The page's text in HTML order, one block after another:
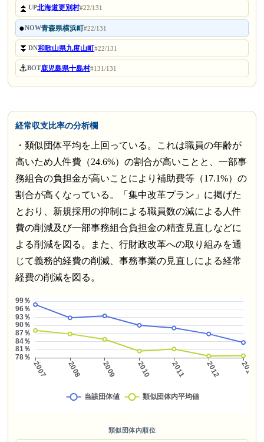
⏫UP北海道更別村#22/131
●NOW青森県横浜町#22/131
⏬DN和歌山県九度山町#22/131
⚓BOT鹿児島県十島村#131/131
経常収支比率の分析欄
・類似団体平均を上回っている。これは職員の年齢が
高いため人件費（24.6%）の割合が高いことと、一部事
務組合の負担金が高いことにより補助費等（17.1%）の
割合が高くなっている。「集中改革プラン」に掲げた
とおり、新規採用の抑制による職員数の減による人件
費の削減及び一部事務組合負担金の精査見直しなどに
よる削減を図る。また、行財政改革への取り組みを通
じて義務的経費の削減、事務事業の見直しによる経常
経費の削減を図る。
類似団体内順位